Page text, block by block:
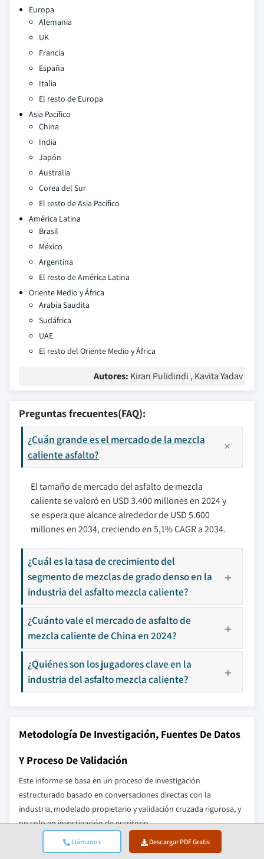
Llámanos Descargar PDF Gratis
Europa
Alemania
UK
Francia
España
Italia
El resto de Europa
Asia Pacífico
China
India
Japón
Australia
Corea del Sur
El resto de Asia Pacífico
América Latina
Brasil
México
Argentina
El resto de América Latina
Oriente Medio y África
Arabia Saudita
Sudáfrica
UAE
El resto del Oriente Medio y África
Autores: Kiran Pulidindi , Kavita Yadav
Preguntas frecuentes(FAQ):
¿Cuán grande es el mercado de la mezcla
caliente asfalto?
El tamaño de mercado del asfalto de mezcla
caliente se valoró en USD 3.400 millones en 2024 y
se espera que alcance alrededor de USD 5.600
millones en 2034, creciendo en 5,1% CAGR a 2034.
¿Cuál es la tasa de crecimiento del
segmento de mezclas de grado denso en la
industria del asfalto mezcla caliente?
¿Cuánto vale el mercado de asfalto de
mezcla caliente de China en 2024?
¿Quiénes son los jugadores clave en la
industria del asfalto mezcla caliente?
Metodología De Investigación, Fuentes De Datos
Y Proceso De Validación
Este informe se basa en un proceso de investigación
estructurado basado en conversaciones directas con la
industria, modelado propietario y validación cruzada rigurosa, y
no solo en investigación de escritorio.
Nuestro Proceso De Investigación De 6 Pasos